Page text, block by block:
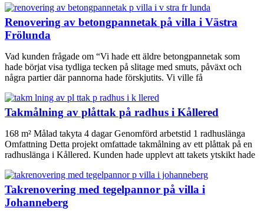
Renovering av betongpannetak på villa i Västra
Frölunda
Vad kunden frågade om “Vi hade ett äldre betongpannetak som
hade börjat visa tydliga tecken på slitage med smuts, påväxt och
några partier där pannorna hade förskjutits. Vi ville få
Takmålning av plåttak på radhus i Kållered
168 m² Målad takyta 4 dagar Genomförd arbetstid 1 radhuslänga
Omfattning Detta projekt omfattade takmålning av ett plåttak på en
radhuslänga i Kållered. Kunden hade upplevt att takets ytskikt hade
Takrenovering med tegelpannor på villa i
Johanneberg